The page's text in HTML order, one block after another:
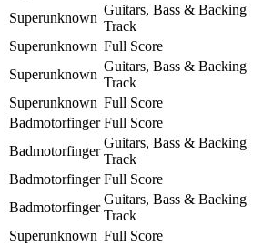
Superunknown
Guitars, Bass & Backing
Track
Superunknown Full Score
Superunknown
Guitars, Bass & Backing
Track
Superunknown Full Score
Badmotorfinger Full Score
Badmotorfinger
Guitars, Bass & Backing
Track
Badmotorfinger Full Score
Badmotorfinger
Guitars, Bass & Backing
Track
Superunknown Full Score